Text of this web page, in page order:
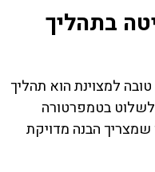
בתהליך
למצוינת הוא תהליך
בטמפרטורה
הבנה מדויקת